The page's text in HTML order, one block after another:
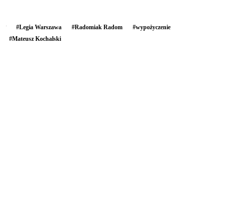
#Legia Warszawa #Radomiak Radom #wypożyczenie
#Mateusz Kochalski